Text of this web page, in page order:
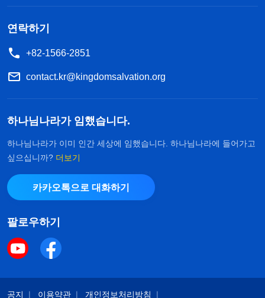
연락하기
+82-1566-2851
contact.kr@kingdomsalvation.org
하나님나라가 임했습니다.
하나님나라가 이미 인간 세상에 임했습니다. 하나님나라에 들어가고
싶으십니까? 더보기
카카오톡으로 대화하기
팔로우하기
공지 이용약관 개인정보처리방침